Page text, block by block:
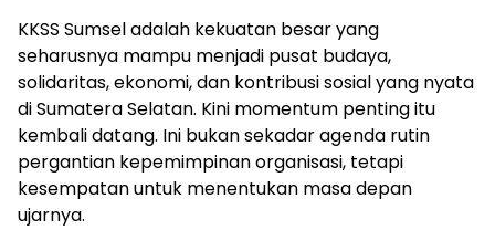
KKSS Sumsel adalah kekuatan besar yang
seharusnya mampu menjadi pusat budaya,
solidaritas, ekonomi, dan kontribusi sosial yang nyata
di Sumatera Selatan. Kini momentum penting itu
kembali datang. Ini bukan sekadar agenda rutin
pergantian kepemimpinan organisasi, tetapi
kesempatan untuk menentukan masa depan
ujarnya.